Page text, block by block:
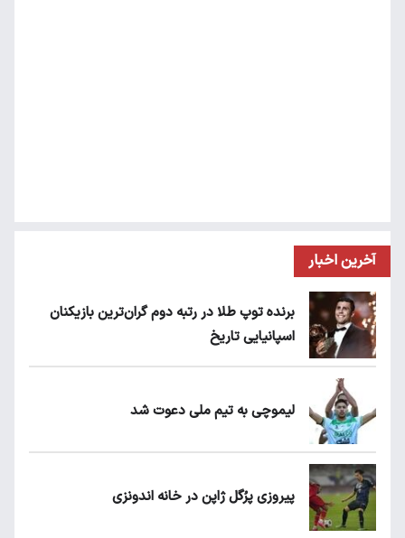
آخرین اخبار
برنده توپ طلا در رتبه دوم گران‌ترین بازیکنان
اسپانیایی تاریخ
لیموچی به تیم ملی دعوت شد
پیروزی پرُگل ژاپن در خانه اندونزی